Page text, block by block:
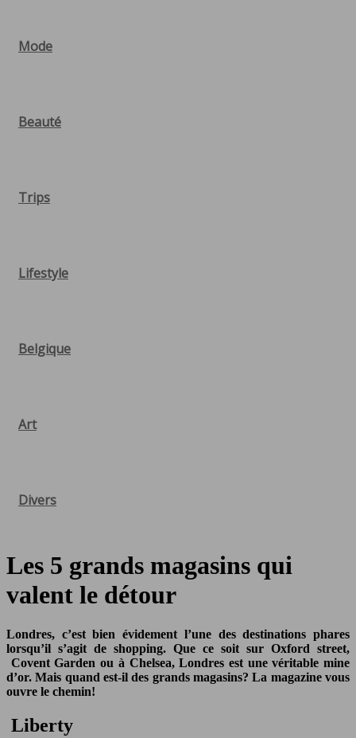
Mode
Beauté
Trips
Lifestyle
Belgique
Art
Divers
Les 5 grands magasins qui
valent le détour
Londres, c’est bien évidement l’une des destinations phares
lorsqu’il s’agit de shopping. Que ce soit sur Oxford street,
Covent Garden ou à Chelsea, Londres est une véritable mine
d’or. Mais quand est-il des grands magasins? La magazine vous
ouvre le chemin!
Liberty